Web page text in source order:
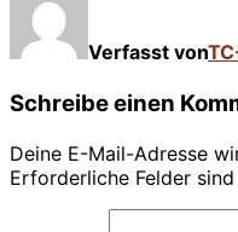
Verfasst von
Schreibe einen
Deine E-Mail-Adresse
Erforderliche Felder